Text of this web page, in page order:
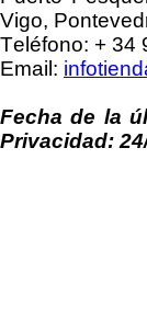
Vigo,
Teléfono: + 34
Email :
Fecha de la
Privacidad: